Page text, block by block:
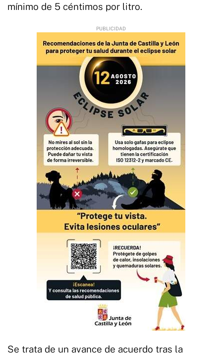
mínimo de 5 céntimos por litro.
Se trata de un avance de acuerdo tras la